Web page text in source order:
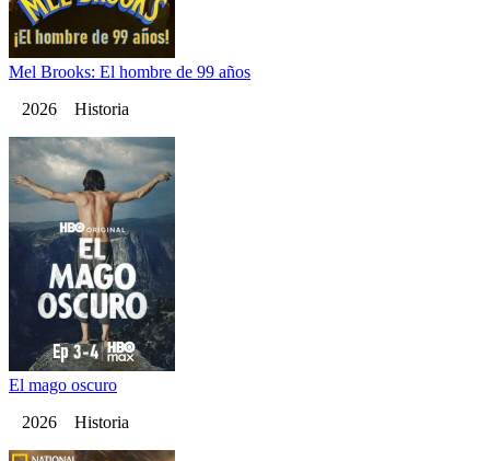
Mel Brooks: El hombre de 99 años
2026 Historia
El mago oscuro
2026 Historia